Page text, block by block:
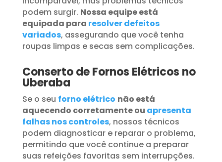
podem surgir. Nossa equipe está
equipada para resolver defeitos
variados, assegurando que você tenha
roupas limpas e secas sem complicações.
Conserto de Fornos Elétricos no
Uberaba
Se o seu forno elétrico não está
aquecendo corretamente ou apresenta
falhas nos controles, nossos técnicos
podem diagnosticar e reparar o problema,
permitindo que você continue a preparar
suas refeições favoritas sem interrupções.